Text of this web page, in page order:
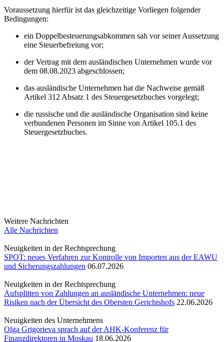
Voraussetzung hierfür ist das gleichzeitige Vorliegen folgender
Bedingungen:
ein Doppelbesteuerungsabkommen sah vor seiner Aussetzung
eine Steuerbefreiung vor;
der Vertrag mit dem ausländischen Unternehmen wurde vor
dem 08.08.2023 abgeschlossen;
das ausländische Unternehmen hat die Nachweise gemäß
Artikel 312 Absatz 1 des Steuergesetzbuches vorgelegt;
die russische und die ausländische Organisation sind keine
verbundenen Personen im Sinne von Artikel 105.1 des
Steuergesetzbuches.
Weitere Nachrichten
Alle Nachrichten
Neuigkeiten in der Rechtsprechung
SPOT: neues Verfahren zur Kontrolle von Importen aus der EAWU
und Sicherungszahlungen 06.07.2026
Neuigkeiten in der Rechtsprechung
Aufsplitten von Zahlungen an ausländische Unternehmen: neue
Risiken nach der Übersicht des Obersten Gerichtshofs 22.06.2026
Neuigkeiten des Unternehmens
Olga Grigorieva sprach auf der AHK-Konferenz für
Finanzdirektoren in Moskau 18.06.2026